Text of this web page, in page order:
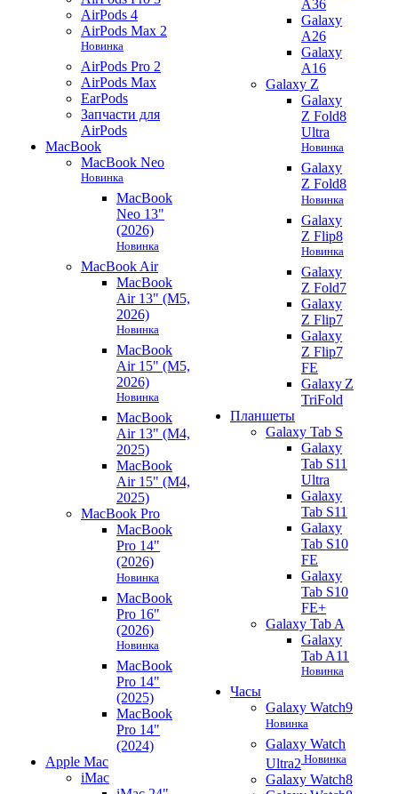
AirPods 4
AirPods Max 2
Новинка
AirPods Pro 2
AirPods Max
EarPods
Запчасти для
AirPods
MacBook
MacBook Neo
Новинка
MacBook
Neo 13"
(2026)
Новинка
MacBook Air
MacBook
Air 13" (M5,
2026)
Новинка
MacBook
Air 15" (M5,
2026)
Новинка
MacBook
Air 13" (M4,
2025)
MacBook
Air 15" (M4,
2025)
MacBook Pro
MacBook
Pro 14"
(2026)
Новинка
MacBook
Pro 16"
(2026)
Новинка
MacBook
Pro 14"
(2025)
MacBook
Pro 14"
(2024)
Apple Mac
iMac
A36
Galaxy
A26
Galaxy
A16
Galaxy Z
Galaxy
Z Fold8
Ultra
Новинка
Galaxy
Z Fold8
Новинка
Galaxy
Z Flip8
Новинка
Galaxy
Z Fold7
Galaxy
Z Flip7
Galaxy
Z Flip7
FE
Galaxy Z
TriFold
Планшеты
Galaxy Tab S
Galaxy
Tab S11
Ultra
Galaxy
Tab S11
Galaxy
Tab S10
FE
Galaxy
Tab S10
FE+
Galaxy Tab A
Galaxy
Tab A11
Новинка
Часы
Galaxy Watch9
Новинка
Galaxy Watch
Ultra2 Новинка
Galaxy Watch8